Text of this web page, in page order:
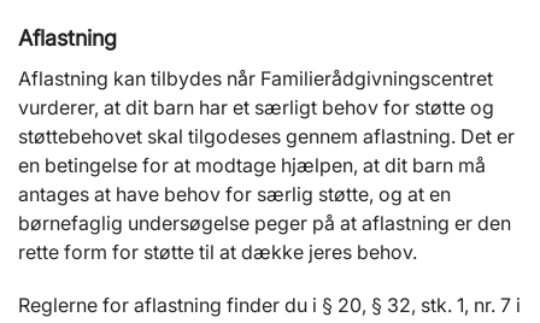
Aflastning
Aflastning kan tilbydes når Familierådgivningscentret
vurderer, at dit barn har et særligt behov for støtte og
støttebehovet skal tilgodeses gennem aflastning. Det er
en betingelse for at modtage hjælpen, at dit barn må
antages at have behov for særlig støtte, og at en
børnefaglig undersøgelse peger på at aflastning er den
rette form for støtte til at dække jeres behov.
Reglerne for aflastning finder du i § 20, § 32, stk. 1, nr. 7 i